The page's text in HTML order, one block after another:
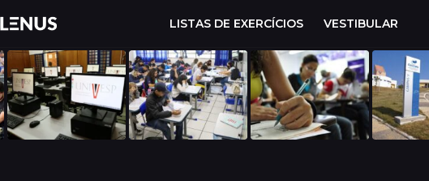
LISTAS DE EXERCÍCIOS VESTIBULAR